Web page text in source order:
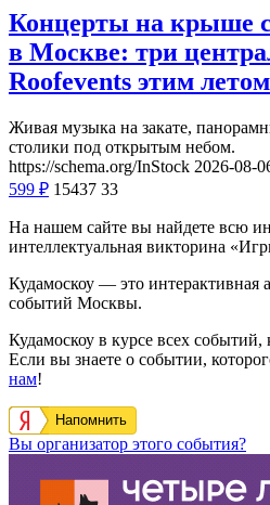
Концерты на крыше
в Москве: три
Roofevents этим летом
Живая музыка на закате,
столики под открытым небом.
https://schema.org/InStock 2026-08-
599 ₽ 15437 33
На нашем сайте вы найдете всю
интеллектуальная викторина
Кудамоскоу — это
событий Москвы.
Кудамоскоу в курсе всех
Если вы знаете о событии,
нам!
Напомнить
Вы организатор этого события?